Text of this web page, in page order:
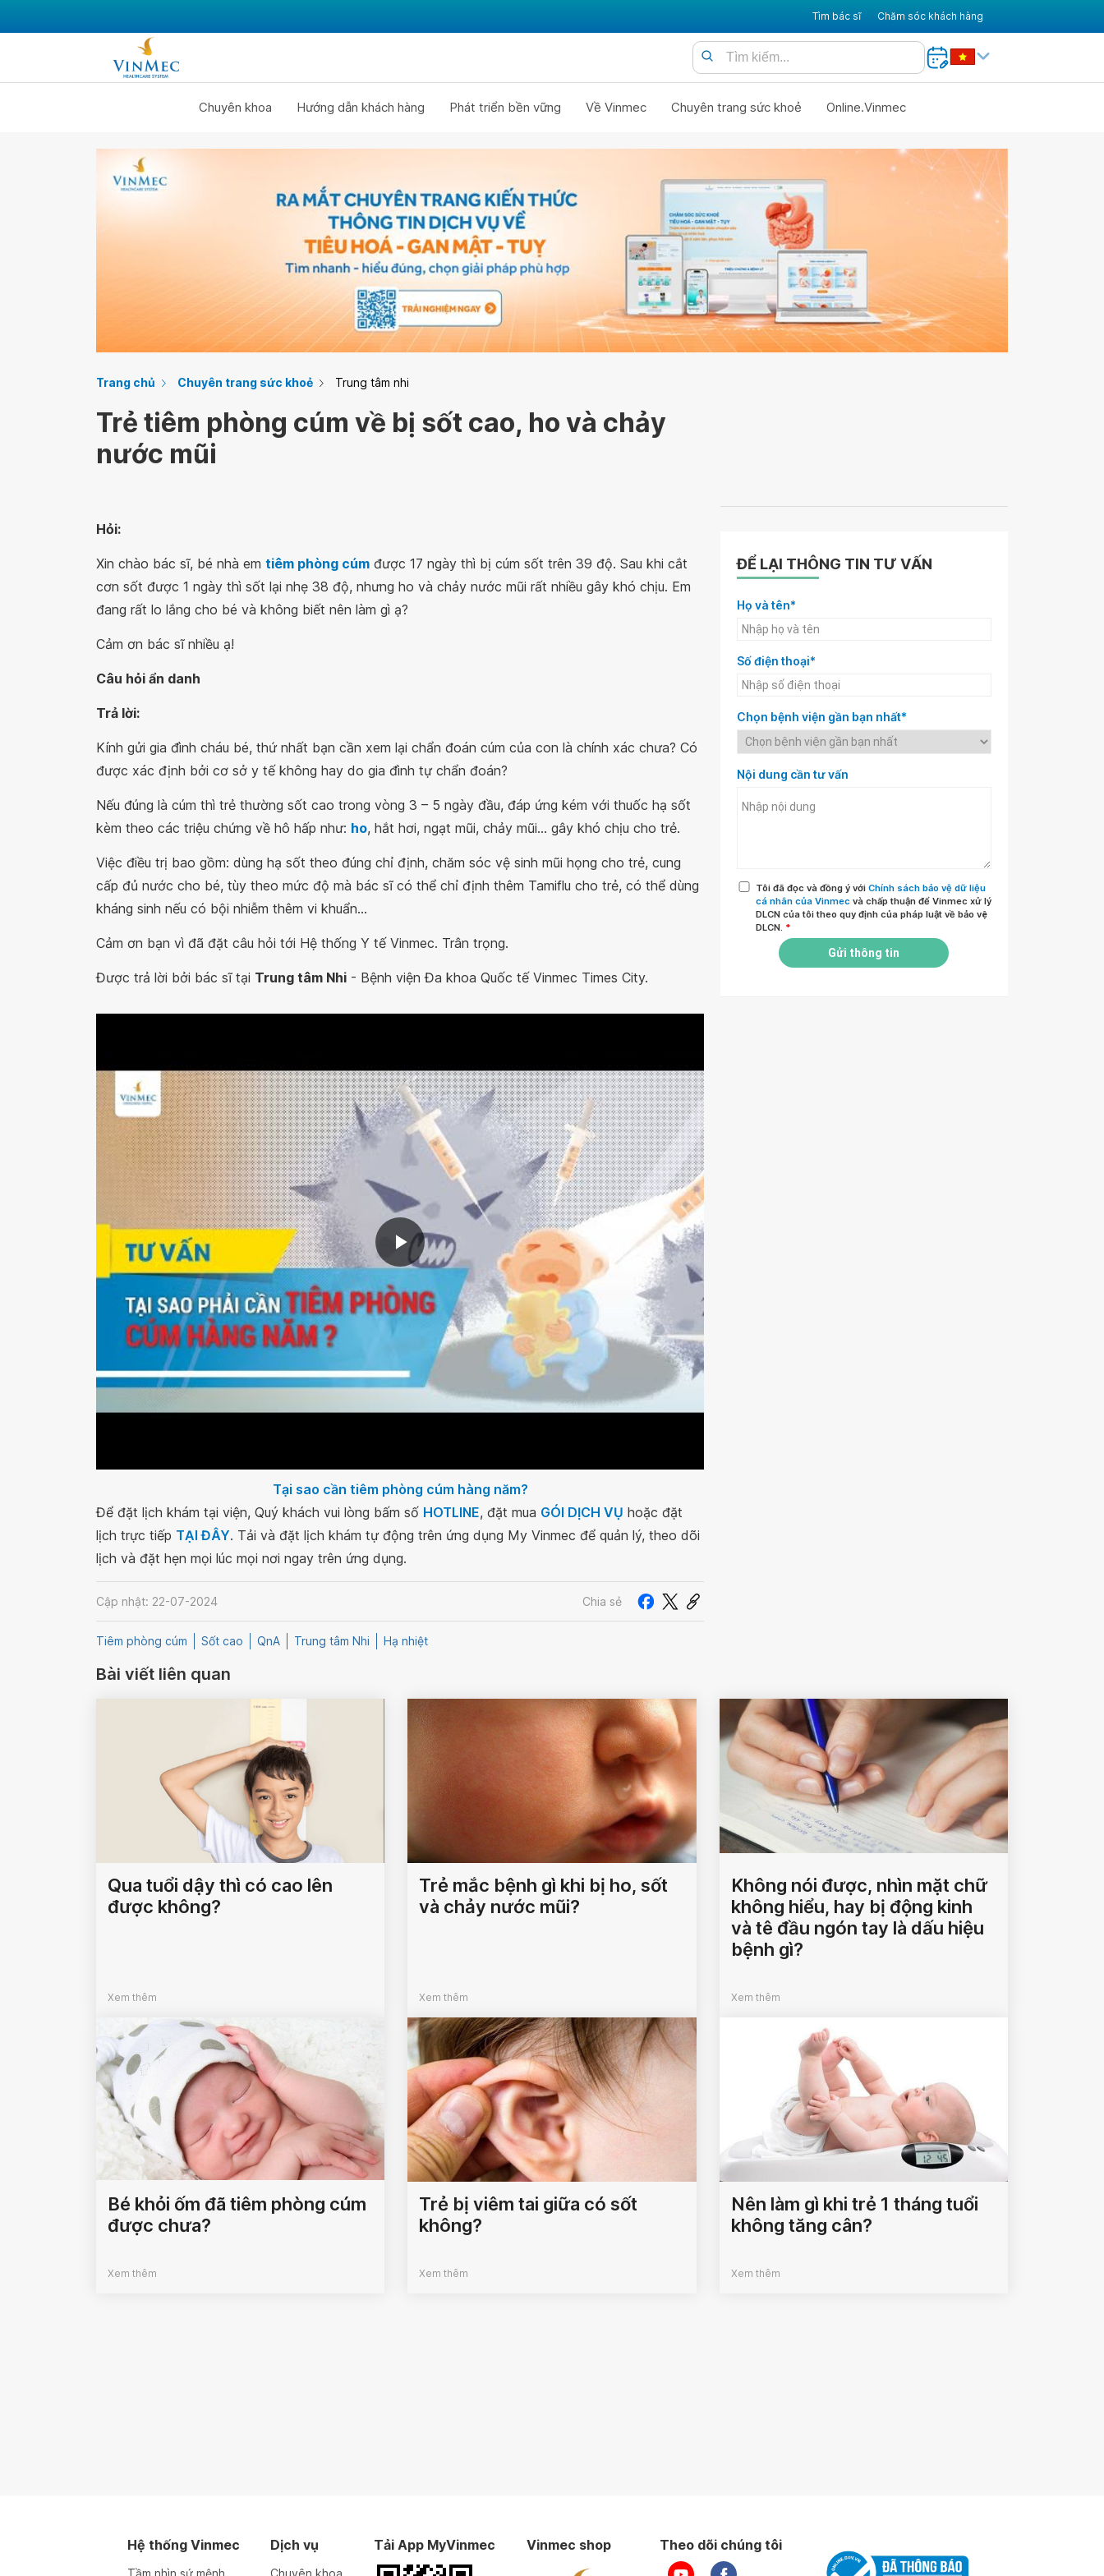
Tìm bác sĩ Chăm sóc khách hàng
Chuyên khoa Hướng dẫn khách hàng Phát triển bền vững Về Vinmec Chuyên trang sức khoẻ Online.Vinmec
Trang chủ Chuyên trang sức khoẻ Trung tâm nhi
Trẻ tiêm phòng cúm về bị sốt cao, ho và chảy
nước mũi
Hỏi:
Xin chào bác sĩ, bé nhà em tiêm phòng cúm được 17 ngày thì bị cúm sốt trên 39 độ. Sau khi cắt
cơn sốt được 1 ngày thì sốt lại nhẹ 38 độ, nhưng ho và chảy nước mũi rất nhiều gây khó chịu. Em
đang rất lo lắng cho bé và không biết nên làm gì ạ?
Cảm ơn bác sĩ nhiều ạ!
Câu hỏi ẩn danh
Trả lời:
Kính gửi gia đình cháu bé, thứ nhất bạn cần xem lại chẩn đoán cúm của con là chính xác chưa? Có
được xác định bởi cơ sở y tế không hay do gia đình tự chẩn đoán?
Nếu đúng là cúm thì trẻ thường sốt cao trong vòng 3 – 5 ngày đầu, đáp ứng kém với thuốc hạ sốt
kèm theo các triệu chứng về hô hấp như: ho, hắt hơi, ngạt mũi, chảy mũi... gây khó chịu cho trẻ.
Việc điều trị bao gồm: dùng hạ sốt theo đúng chỉ định, chăm sóc vệ sinh mũi họng cho trẻ, cung
cấp đủ nước cho bé, tùy theo mức độ mà bác sĩ có thể chỉ định thêm Tamiflu cho trẻ, có thể dùng
kháng sinh nếu có bội nhiễm thêm vi khuẩn...
Cảm ơn bạn vì đã đặt câu hỏi tới Hệ thống Y tế Vinmec. Trân trọng.
Được trả lời bởi bác sĩ tại Trung tâm Nhi - Bệnh viện Đa khoa Quốc tế Vinmec Times City.
Tại sao cần tiêm phòng cúm hàng năm?
Để đặt lịch khám tại viện, Quý khách vui lòng bấm số HOTLINE, đặt mua GÓI DỊCH VỤ hoặc đặt
lịch trực tiếp TẠI ĐÂY. Tải và đặt lịch khám tự động trên ứng dụng My Vinmec để quản lý, theo dõi
lịch và đặt hẹn mọi lúc mọi nơi ngay trên ứng dụng.
Cập nhật: 22-07-2024 Chia sẻ
Tiêm phòng cúm Sốt cao QnA Trung tâm Nhi Hạ nhiệt
ĐỂ LẠI THÔNG TIN TƯ VẤN
Họ và tên*
Số điện thoại*
Chọn bệnh viện gần bạn nhất*
Nội dung cần tư vấn
Tôi đã đọc và đồng ý với Chính sách bảo vệ dữ liệu
cá nhân của Vinmec và chấp thuận để Vinmec xử lý
DLCN của tôi theo quy định của pháp luật về bảo vệ
DLCN. *
Gửi thông tin
Bài viết liên quan
Qua tuổi dậy thì có cao lên
được không?
Xem thêm
Trẻ mắc bệnh gì khi bị ho, sốt
và chảy nước mũi?
Xem thêm
Không nói được, nhìn mặt chữ
không hiểu, hay bị động kinh
và tê đầu ngón tay là dấu hiệu
bệnh gì?
Xem thêm
Bé khỏi ốm đã tiêm phòng cúm
được chưa?
Xem thêm
Trẻ bị viêm tai giữa có sốt
không?
Xem thêm
Nên làm gì khi trẻ 1 tháng tuổi
không tăng cân?
Xem thêm
Hệ thống Vinmec Dịch vụ Tải App MyVinmec Vinmec shop Theo dõi chúng tôi